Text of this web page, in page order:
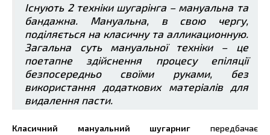
Існують 2 техніки шугарінга – мануальна та
бандажна. Мануальна, в свою чергу,
поділяється на класичну та алликационную.
Загальна суть мануальної техніки – це
поетапне здійснення процесу епіляції
безпосередньо своїми руками, без
використання додаткових матеріалів для
видалення пасти.
Класичний мануальний шугарниг передбачає